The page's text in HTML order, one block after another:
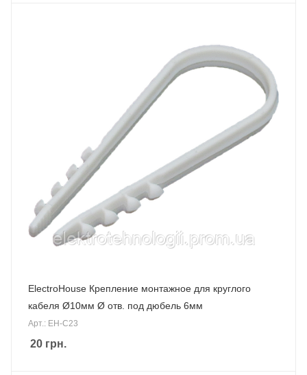
ElectroHouse Крепление монтажное для круглого
кабеля Ø10мм Ø отв. под дюбель 6мм
Арт.: EH-C23
20 грн.